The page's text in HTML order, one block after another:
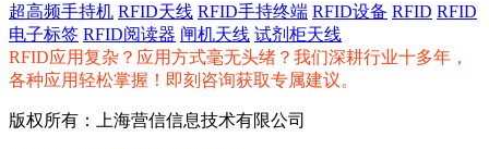
超高频手持机 RFID天线 RFID手持终端 RFID设备 RFID RFID
电子标签 RFID阅读器 闸机天线 试剂柜天线
RFID应用复杂？应用方式毫无头绪？我们深耕行业十多年，
各种应用轻松掌握！即刻咨询获取专属建议。
版权所有：上海营信信息技术有限公司